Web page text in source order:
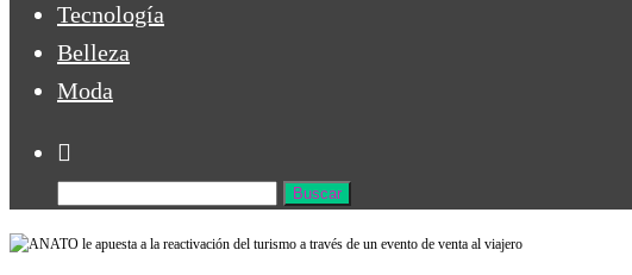
Tecnología
Belleza
Moda